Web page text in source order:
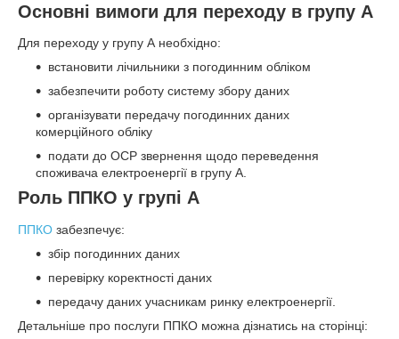
Основні вимоги для переходу в групу А
Для переходу у групу А необхідно:
встановити лічильники з погодинним обліком
забезпечити роботу систему збору даних
організувати передачу погодинних даних
комерційного обліку
подати до ОСР звернення щодо переведення
споживача електроенергії в групу А.
Роль ППКО у групі А
ППКО забезпечує:
збір погодинних даних
перевірку коректності даних
передачу даних учасникам ринку електроенергії.
Детальніше про послуги ППКО можна дізнатись на сторінці: